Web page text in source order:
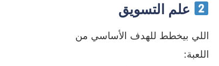
علم التسويق
اللي بيخطط للهدف الأساسي من
اللعبة: